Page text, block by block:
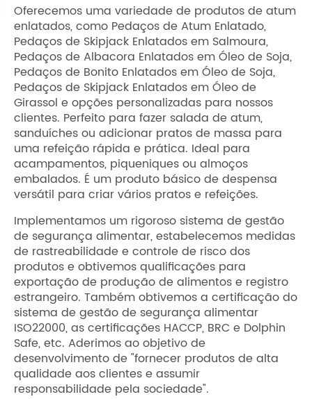
Oferecemos uma variedade de produtos de atum
enlatados, como Pedaços de Atum Enlatado,
Pedaços de Skipjack Enlatados em Salmoura,
Pedaços de Albacora Enlatados em Óleo de Soja,
Pedaços de Bonito Enlatados em Óleo de Soja,
Pedaços de Skipjack Enlatados em Óleo de
Girassol e opções personalizadas para nossos
clientes. Perfeito para fazer salada de atum,
sanduíches ou adicionar pratos de massa para
uma refeição rápida e prática. Ideal para
acampamentos, piqueniques ou almoços
embalados. É um produto básico de despensa
versátil para criar vários pratos e refeições.
Implementamos um rigoroso sistema de gestão
de segurança alimentar, estabelecemos medidas
de rastreabilidade e controle de risco dos
produtos e obtivemos qualificações para
exportação de produção de alimentos e registro
estrangeiro. Também obtivemos a certificação do
sistema de gestão de segurança alimentar
ISO22000, as certificações HACCP, BRC e Dolphin
Safe, etc. Aderimos ao objetivo de
desenvolvimento de "fornecer produtos de alta
qualidade aos clientes e assumir
responsabilidade pela sociedade".